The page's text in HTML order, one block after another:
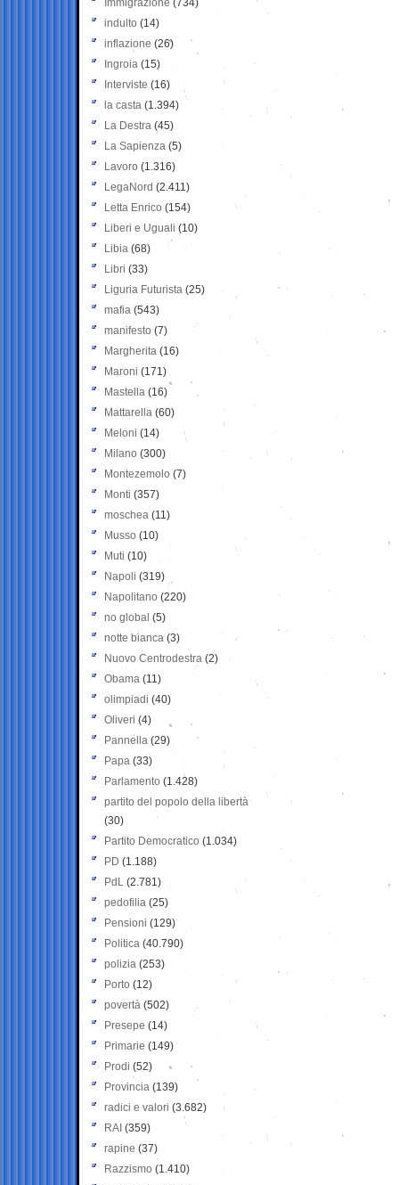
Immigrazione (734)
indulto (14)
inflazione (26)
Ingroia (15)
Interviste (16)
la casta (1.394)
La Destra (45)
La Sapienza (5)
Lavoro (1.316)
LegaNord (2.411)
Letta Enrico (154)
Liberi e Uguali (10)
Libia (68)
Libri (33)
Liguria Futurista (25)
mafia (543)
manifesto (7)
Margherita (16)
Maroni (171)
Mastella (16)
Mattarella (60)
Meloni (14)
Milano (300)
Montezemolo (7)
Monti (357)
moschea (11)
Musso (10)
Muti (10)
Napoli (319)
Napolitano (220)
no global (5)
notte bianca (3)
Nuovo Centrodestra (2)
Obama (11)
olimpiadi (40)
Oliveri (4)
Pannella (29)
Papa (33)
Parlamento (1.428)
partito del popolo della libertà
(30)
Partito Democratico (1.034)
PD (1.188)
PdL (2.781)
pedofilia (25)
Pensioni (129)
Politica (40.790)
polizia (253)
Porto (12)
povertà (502)
Presepe (14)
Primarie (149)
Prodi (52)
Provincia (139)
radici e valori (3.682)
RAI (359)
rapine (37)
Razzismo (1.410)